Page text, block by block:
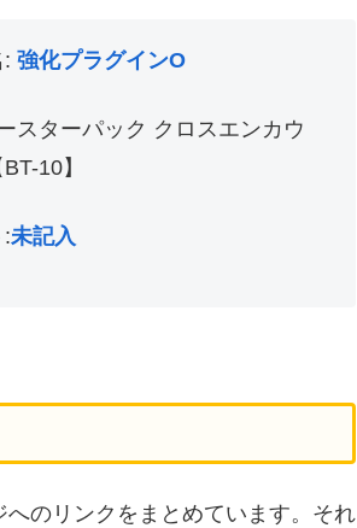
: 強化プラグインO
スターパック クロスエンカウ
10】
:未記入
へのリンクをまとめています。それ